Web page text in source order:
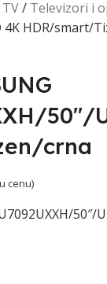
TV Televizori i
4K HDR/smart/
50″/
crna
cenu)